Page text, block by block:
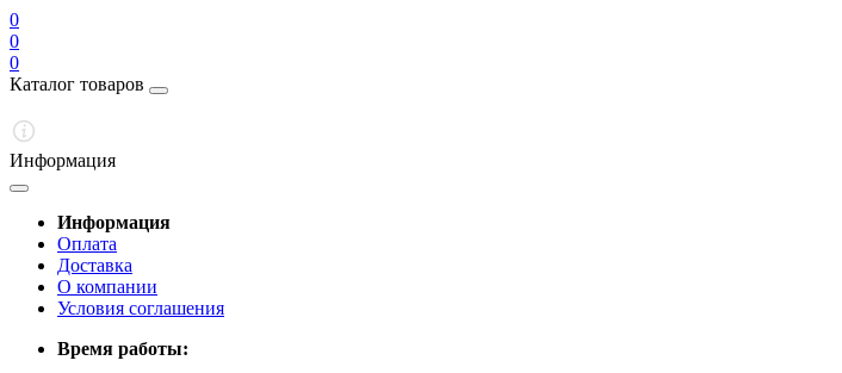
0
0
0
Каталог товаров
Информация
Информация
Оплата
Доставка
О компании
Условия соглашения
Время работы: